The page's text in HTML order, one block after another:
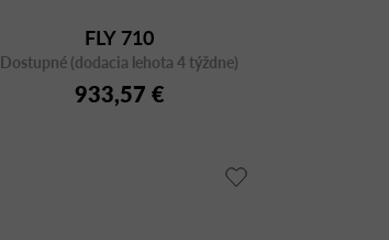
FLY 710
Dostupné (dodacia lehota 4 týždne)
933,57 €